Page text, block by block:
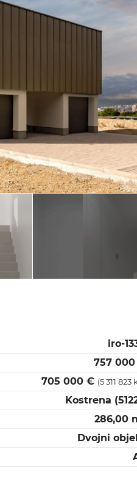
iro-
757
705 000 € (5 311 823
Kostrena
286,00
Dvojni